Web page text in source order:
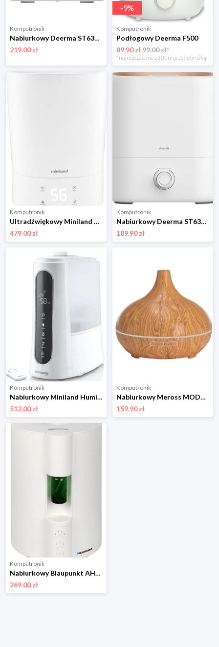
Komputronik
Nabiurkowy Deerma ST636W biały
219.00 zł
-9%
Komputronik
Podłogowy Deerma F500
89.90 zł99.00 zł*
*najniższa cena z 30 dni przed obniżką
Komputronik
Ultradźwiękowy Miniland ML89318 z Wifi
479.00 zł
Komputronik
Nabiurkowy Deerma ST635W biały
189.90 zł
Komputronik
Nabiurkowy Miniland Humitouch Pure ML89208
512.00 zł
Komputronik
Nabiurkowy Meross MOD150HK(EU) (HomeKit)
159.90 zł
Komputronik
Nabiurkowy Blaupunkt AHA501
269.00 zł